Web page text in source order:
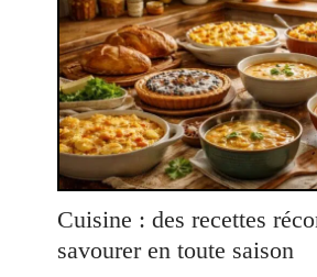
Cuisine : des recettes
savourer en toute saison